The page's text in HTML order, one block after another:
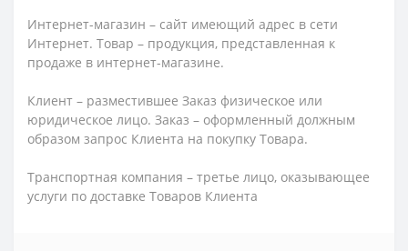
Интернет-магазин – сайт имеющий адрес в сети
Интернет. Товар – продукция, представленная к
продаже в интернет-магазине.
Клиент – разместившее Заказ физическое или
юридическое лицо. Заказ – оформленный должным
образом запрос Клиента на покупку Товара.
Транспортная компания – третье лицо, оказывающее
услуги по доставке Товаров Клиента